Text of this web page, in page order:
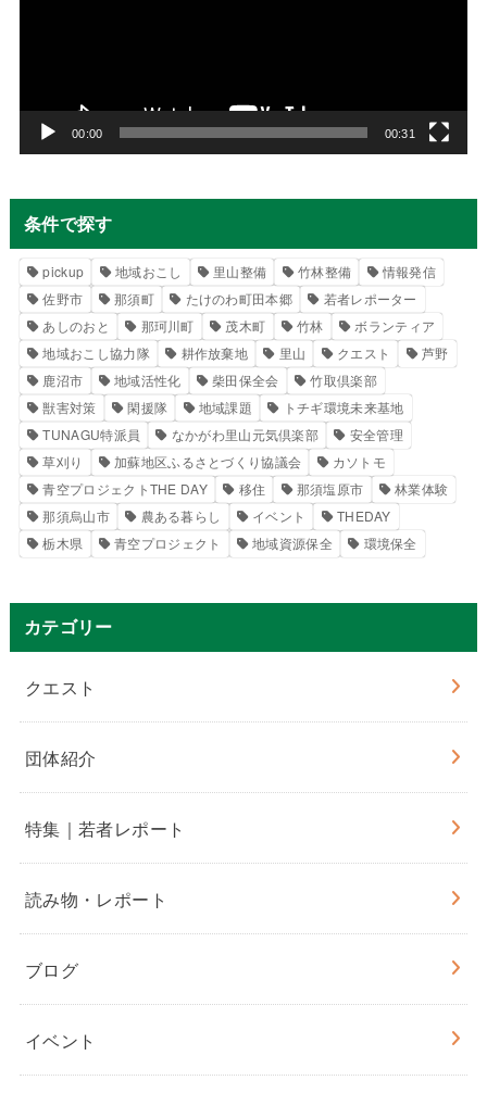
ー
00:00 00:31
条件で探す
pickup 地域おこし 里山整備 竹林整備
情報発信
佐野市
那須町 たけのわ町田本郷
若者レポーター
あしのおと
那珂川町 茂木町 竹林
ボランティア
地域おこし協力隊
耕作放棄地 里山 クエスト
芦野
鹿沼市
地域活性化 柴田保全会
竹取倶楽部
獣害対策
閑援隊 地域課題
トチギ環境未来基地
TUNAGU特派員
なかがわ里山元気倶楽部
安全管理
草刈り
加蘇地区ふるさとづくり協議会
カソトモ
青空プロジェクトTHE DAY
移住 那須塩原市
林業体験
那須烏山市
農ある暮らし イベント
THEDAY
栃木県
青空プロジェクト 地域資源保全 環境保全
カテゴリー
クエスト
団体紹介
特集｜若者レポート
読み物・レポート
ブログ
イベント